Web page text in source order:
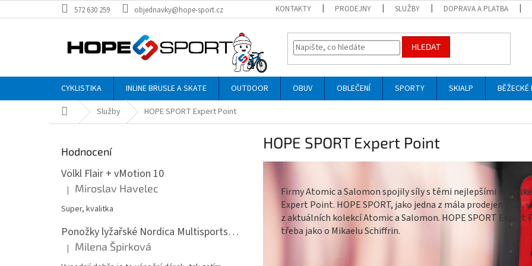
na
572 630 259 objednavky@hope-sport.cz KONTAKTY PRODEJNY SLUŽBY DOPRAVA A PLATBA
HLEDAT
CYKLISTIKA INLINE BRUSLE A SKATE OUTDOOR OBUV OBLEČENÍ SPORTY SKIALP BĚŽECKÉ
Domů Služby HOPE SPORT Expert Point
Hodnocení
Völkl Flair + vMotion 10
Hodnocení produktu je 5 z 5 hvězdiček.
| Miroslav Havelec
Super, kvalitka
Ponožky lyžařské Nordica Multisports Winter dvojbalení
Hodnocení produktu je 5 z 5 hvězdiček.
| Milena Špirková
HOPE SPORT Expert Point
Firmy Atomic a Salomon spojily síly s těmi nejlepšími na
Expert Point. HOPE SPORT, jako jedna z mála prodejen v
z aktuálních kolekcí Atomic a Salomon. HOPE SPORT
třeba jako o Mikaelu Schiffrin.